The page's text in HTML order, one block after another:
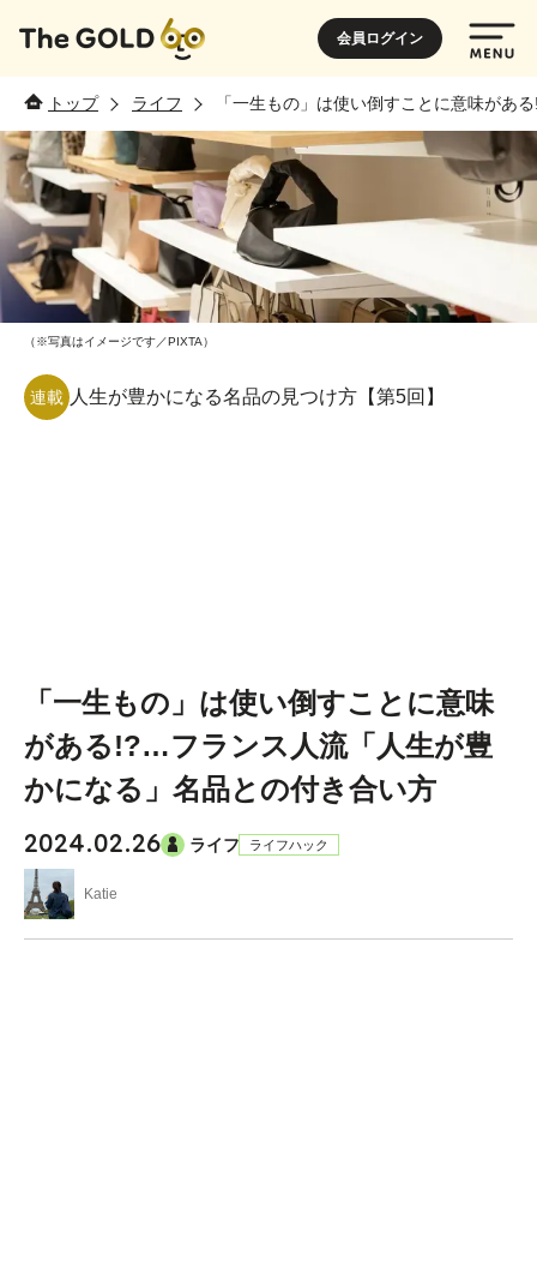
会員ログイン
トップ ライフ 「一生もの」は使い倒すことに意味があ
（※写真はイメージです／PIXTA）
連載 人生が豊かになる名品の見つけ方【第5回】
「一生もの」は使い倒すことに意味
がある!?…フランス人流「人生が豊
かになる」名品との付き合い方
2024.02.26 ライフ ライフハック
Katie